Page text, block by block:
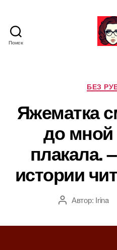
Поиск
а
т
у
б
р
БЕЗ
Яжематка
до мной
плакала.
истории
А Автор: Irina